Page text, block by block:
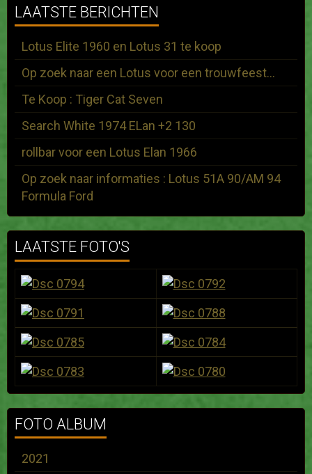
LAATSTE BERICHTEN
Lotus Elite 1960 en Lotus 31 te koop
Op zoek naar een Lotus voor een trouwfeest...
Te Koop : Tiger Cat Seven
Search White 1974 ELan +2 130
rollbar voor een Lotus Elan 1966
Op zoek naar informaties : Lotus 51A 90/AM 94
Formula Ford
LAATSTE FOTO'S
FOTO ALBUM
2021